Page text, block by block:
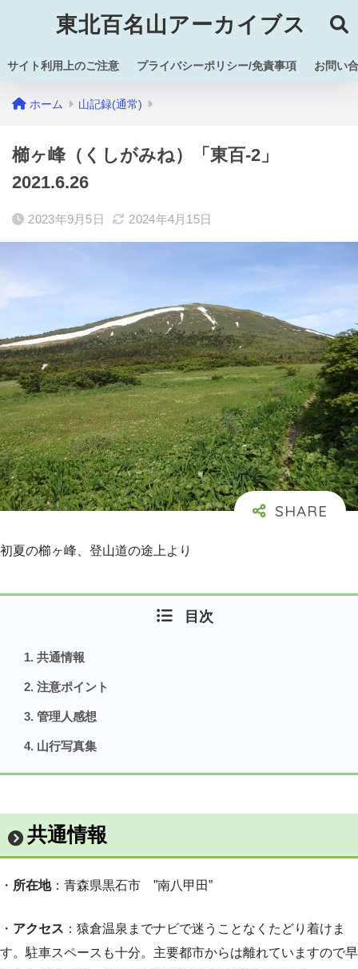
東北百名山アーカイブス
サイト利用上のご注意 プライバシーポリシー/免責事項 お問い
ホーム 山記録(通常)
櫛ヶ峰（くしがみね）「東百-2」
2021.6.26
2023年9月5日 2024年4月15日
初夏の櫛ヶ峰、登山道の途上より
目次
共通情報
注意ポイント
管理人感想
山行写真集
共通情報
・ 所在地：青森県黒石市 ”南八甲田”
・ アクセス ：猿倉温泉までナビで迷うことなくたどり着けま
す。駐車スペースも十分。主要都市からは離れていますので早